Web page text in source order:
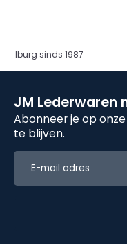
Tilburg sinds 1987
JM Lederwaren
Abonneer je op
te blijven.